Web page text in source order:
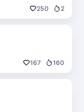
250 2
167 160